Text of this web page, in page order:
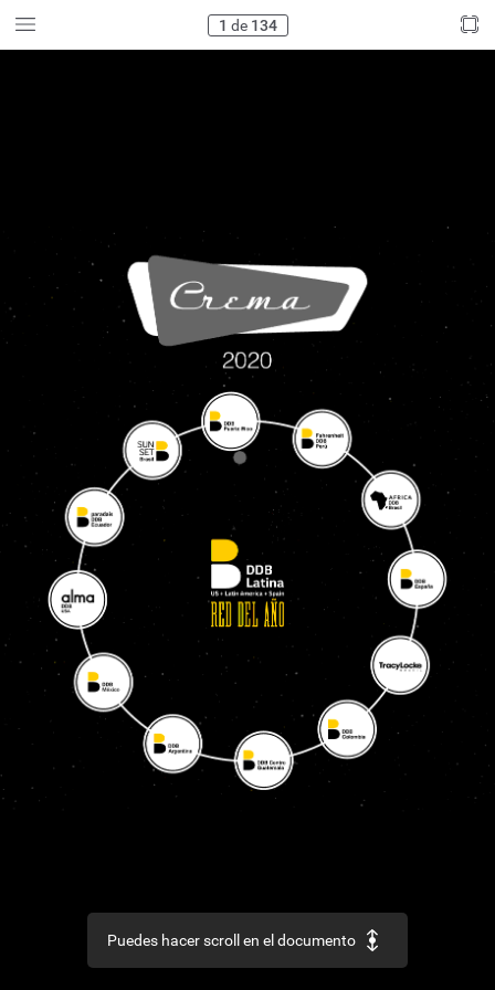
1 de 134
Puedes hacer scroll en el documento